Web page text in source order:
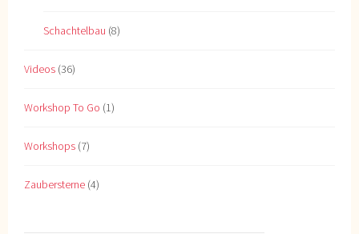
Schachtelbau (8)
Videos (36)
Workshop To Go (1)
Workshops (7)
Zaubersterne (4)